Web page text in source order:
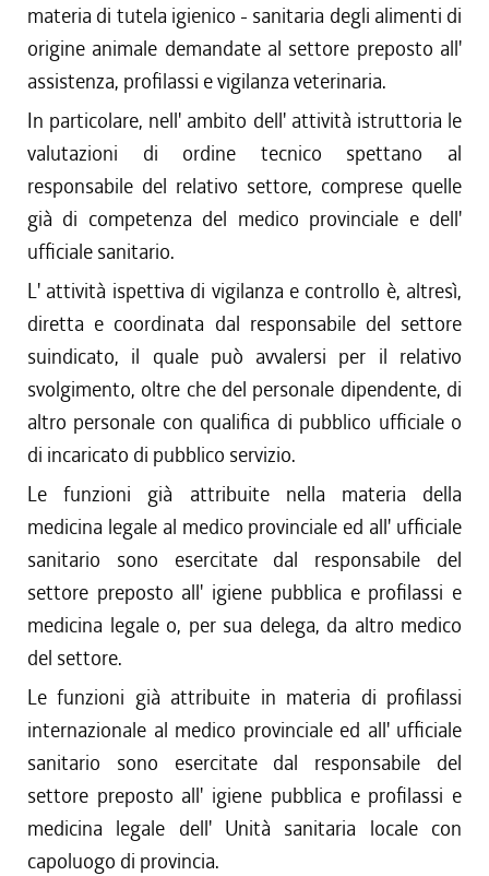
materia di tutela igienico - sanitaria degli alimenti di
origine animale demandate al settore preposto all'
assistenza, profilassi e vigilanza veterinaria.
In particolare, nell' ambito dell' attività istruttoria le
valutazioni di ordine tecnico spettano al
responsabile del relativo settore, comprese quelle
già di competenza del medico provinciale e dell'
ufficiale sanitario.
L' attività ispettiva di vigilanza e controllo è, altresì,
diretta e coordinata dal responsabile del settore
suindicato, il quale può avvalersi per il relativo
svolgimento, oltre che del personale dipendente, di
altro personale con qualifica di pubblico ufficiale o
di incaricato di pubblico servizio.
Le funzioni già attribuite nella materia della
medicina legale al medico provinciale ed all' ufficiale
sanitario sono esercitate dal responsabile del
settore preposto all' igiene pubblica e profilassi e
medicina legale o, per sua delega, da altro medico
del settore.
Le funzioni già attribuite in materia di profilassi
internazionale al medico provinciale ed all' ufficiale
sanitario sono esercitate dal responsabile del
settore preposto all' igiene pubblica e profilassi e
medicina legale dell' Unità sanitaria locale con
capoluogo di provincia.